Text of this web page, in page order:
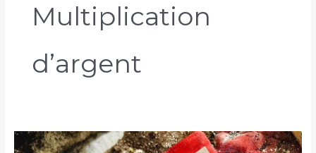
Multiplication
d’argent